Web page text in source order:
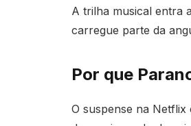
A trilha musical entra
carregue parte da
Por que
O suspense na